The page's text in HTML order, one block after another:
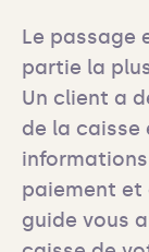
Le passage
partie la
Un client a
de la caisse
paiement et
guide vous